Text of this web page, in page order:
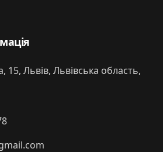
15, Львів, Львівська область,